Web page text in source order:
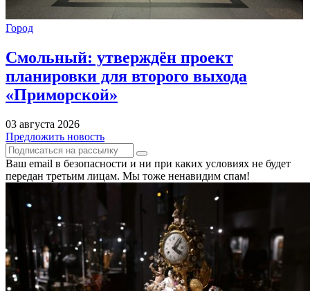
Город
Смольный: утверждён проект
планировки для второго выхода
«Приморской»
03 августа 2026
Предложить новость
Ваш email в безопасности и ни при каких условиях не будет
передан третьим лицам. Мы тоже ненавидим спам!